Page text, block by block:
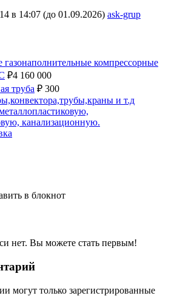
в 14:07 (до 01.09.2026) ask-grup
компрессорные
₽4 160 000
труба ₽ 300
и т.д
канализационную.
в блокнот
нет. Вы можете стать первым!
могут только зарегистрированные